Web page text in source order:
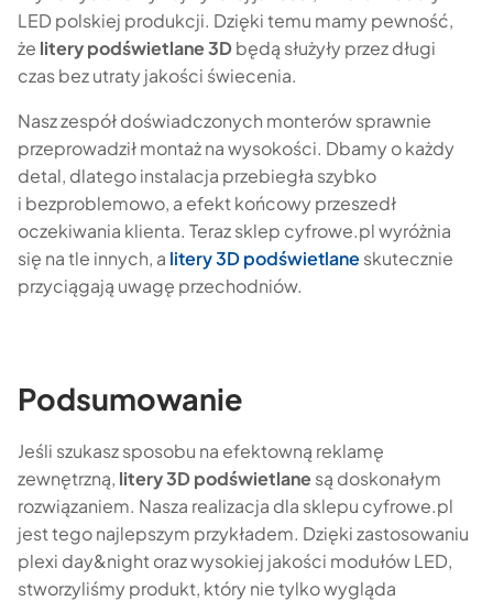
LED polskiej produkcji. Dzięki temu mamy pewność,
że litery podświetlane 3Dbędą służyły przez długi
czas bez utraty jakości świecenia.
Nasz zespół doświadczonych monterów sprawnie
przeprowadził montaż na wysokości. Dbamy o każdy
detal, dlatego instalacja przebiegła szybko
i bezproblemowo, a efekt końcowy przeszedł
oczekiwania klienta. Teraz sklep cyfrowe.pl wyróżnia
się na tle innych, a litery 3D podświetlane skutecznie
przyciągają uwagę przechodniów.
Podsumowanie
Jeśli szukasz sposobu na efektowną reklamę
zewnętrzną, litery 3D podświetlanesą doskonałym
rozwiązaniem. Nasza realizacja dla sklepu cyfrowe.pl
jest tego najlepszym przykładem. Dzięki zastosowaniu
plexi day&night oraz wysokiej jakości modułów LED,
stworzyliśmy produkt, który nie tylko wygląda